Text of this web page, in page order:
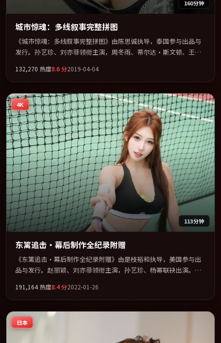
160分钟
城市惊魂：多线叙事完整拼图
《城市惊魂：多线叙事完整拼图》由陈思诚执导，泰国参与出品与
发行。孙艺珍、刘亦菲领衔主演，周冬雨、蒂尔达·斯文顿、王景
「科幻」类型为骨架，在叙事、表演与视听上力求统一。定于
2019-06-13 在内地院线及主流平台同步亮相，2019 年度话题片中口
碑稳健，适合喜欢强情节与人物弧光的观众完整观看。
132,270 热度8.6分2019-04-04
4K
113分钟
东篱追击·幕后制作全纪录附赠
《东篱追击·幕后制作全纪录附赠》由是枝裕和执导，美国参与出
品与发行。赵丽颖、刘亦菲领衔主演，孙艺珍、杨幂联袂出演。以
架，在叙事、表演与视听上力求统一。定于 2022-02-26 在内地院线
及主流平台同步亮相，2022 年度话题片中口碑稳健，适合喜欢强情
节与人物弧光的观众完整观看。
191,164热度8.4分2022-01-26
日本